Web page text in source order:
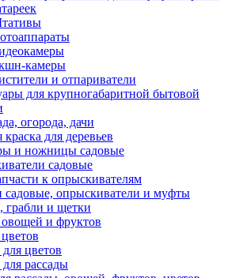
камеры
и отпариватели
для крупногабаритной бытовой
огорода, дачи
краска для деревьев
и ножницы садовые
садовые
к опрыскивателям
опрыскиватели и муфты
грабли и щетки
и фруктов
цветов
рассады